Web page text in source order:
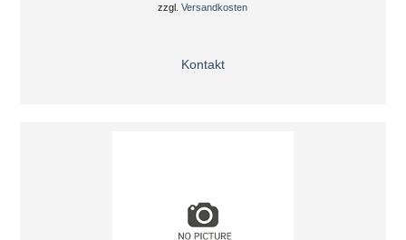
zzgl.Versandkosten
Kontakt